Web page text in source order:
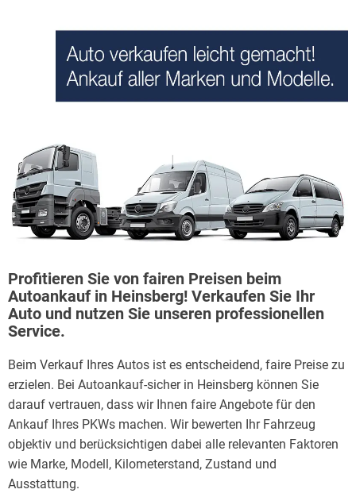
Profitieren Sie von fairen Preisen beim
Autoankauf in Heinsberg! Verkaufen Sie Ihr
Auto und nutzen Sie unseren professionellen
Service.
Beim Verkauf Ihres Autos ist es entscheidend, faire Preise zu
erzielen. Bei Autoankauf-sicher in Heinsberg können Sie
darauf vertrauen, dass wir Ihnen faire Angebote für den
Ankauf Ihres PKWs machen. Wir bewerten Ihr Fahrzeug
objektiv und berücksichtigen dabei alle relevanten Faktoren
wie Marke, Modell, Kilometerstand, Zustand und
Ausstattung.